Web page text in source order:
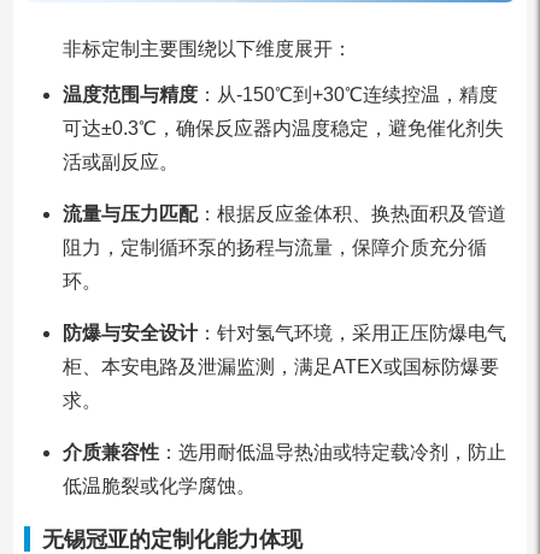
非标定制主要围绕以下维度展开：
温度范围与精度：从-150℃到+30℃连续控温，精度
可达±0.3℃，确保反应器内温度稳定，避免催化剂失
活或副反应。
流量与压力匹配：根据反应釜体积、换热面积及管道
阻力，定制循环泵的扬程与流量，保障介质充分循
环。
防爆与安全设计：针对氢气环境，采用正压防爆电气
柜、本安电路及泄漏监测，满足ATEX或国标防爆要
求。
介质兼容性：选用耐低温导热油或特定载冷剂，防止
低温脆裂或化学腐蚀。
无锡冠亚的定制化能力体现